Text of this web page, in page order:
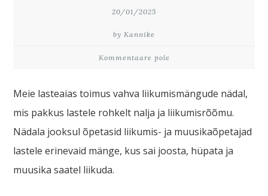
20/01/2025
by Kannike
Kommentaare pole
Meie lasteaias toimus vahva liikumismängude nädal,
mis pakkus lastele rohkelt nalja ja liikumisrõõmu.
Nädala jooksul õpetasid liikumis- ja muusikaõpetajad
lastele erinevaid mänge, kus sai joosta, hüpata ja
muusika saatel liikuda.